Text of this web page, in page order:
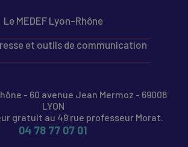
Le MEDEF Lyon-Rhône
et outils de communication
- 60 avenue Jean Mermoz - 69008
LYON
gratuit au 49 rue professeur Morat.
04 78 77 07 01